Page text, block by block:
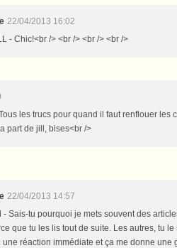
22/04/2013 16:02
- Chic!<br /> <br /> <br /> <br />
les trucs pour quand il faut renflouer les
part de jill, bises<br />
22/04/2013 14:57
- Sais-tu pourquoi je mets souvent des
que tu les lis tout de suite. Les autres, tu
réaction immédiate et ça me donne